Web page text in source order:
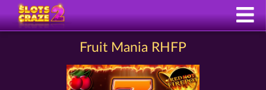
Fruit Mania RHFP